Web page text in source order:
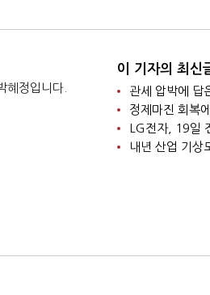
혜정입니다.
이 기자의 최신
관세 압박에 답
정제마진 회복
LG전자, 19일
내년 산업 기상